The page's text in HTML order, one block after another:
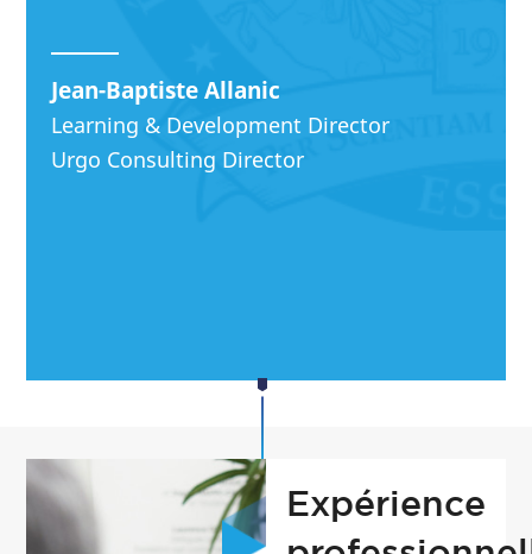
Jean-Baptiste Allanic
Learning & Development Director
Urgo Consulting Director
Expérience